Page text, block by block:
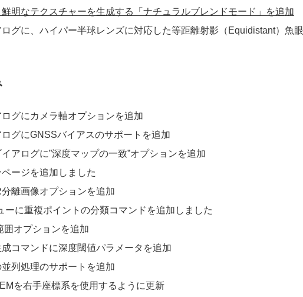
明なテクスチャーを生成する「ナチュラルブレンドモード」を追加
グに、ハイパー半球レンズに対応した等距離射影（Equidistant）魚
グにカメラ軸オプションを追加
グにGNSSバイアスのサポートを追加
アログに”深度マップの一致”オプションを追加
ージを追加しました
離画像オプションを追加
ーに重複ポイントの分類コマンドを追加しました
囲オプションを追加
コマンドに深度閾値パラメータを追加
列処理のサポートを追加
を右手座標系を使用するように更新